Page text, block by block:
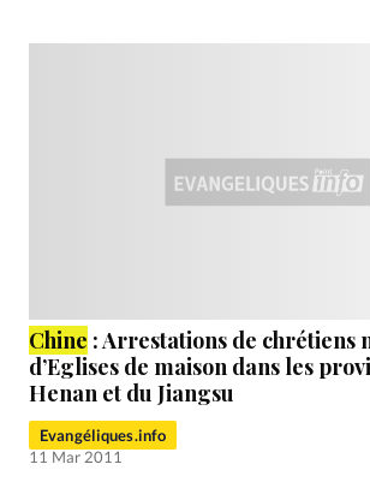
Chine : Arrestations de chrétiens
d’Eglises de maison dans les
Henan et du Jiangsu
Evangéliques.info
11 Mar 2011